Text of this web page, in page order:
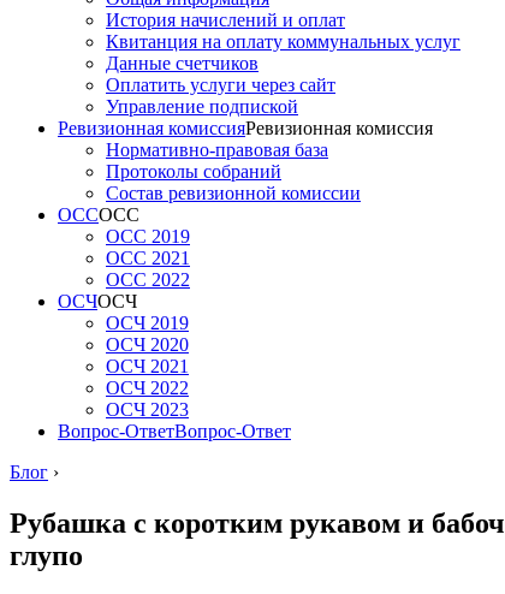
История начислений и оплат
Квитанция на оплату коммунальных услуг
Данные счетчиков
Оплатить услуги через сайт
Управление подпиской
Ревизионная комиссияРевизионная комиссия
Нормативно-правовая база
Протоколы собраний
Состав ревизионной комиссии
ОССОСС
ОСС 2019
ОСС 2021
ОСС 2022
ОСЧОСЧ
ОСЧ 2019
ОСЧ 2020
ОСЧ 2021
ОСЧ 2022
ОСЧ 2023
Вопрос-ОтветВопрос-Ответ
Блог ›
Рубашка с коротким рукавом и
глупо